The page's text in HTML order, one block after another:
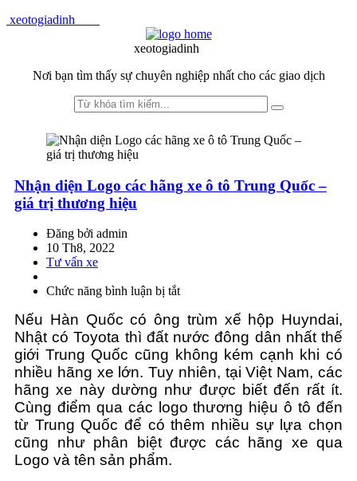
xeotogiadinh
xeotogiadinh
Nơi bạn tìm thấy sự chuyên nghiệp nhất cho các giao dịch
Nhận diện Logo các hãng xe ô tô Trung Quốc –
giá trị thương hiệu
Đăng bởi admin
10 Th8, 2022
Tư vấn xe
Chức năng bình luận bị tắtở
diện
Logo
các
hãng
xe
ô
tô
Trung
Quốc
–
Nếu Hàn Quốc có ông trùm xế hộp Huyndai,
Nhật có Toyota thì đất nước đông dân nhất thế
giới Trung Quốc cũng không kém cạnh khi có
nhiều hãng xe lớn. Tuy nhiên, tại Việt Nam, các
hãng xe này dường như được biết đến rất ít.
Cùng điểm qua các logo thương hiệu ô tô đến
từ Trung Quốc để có thêm nhiều sự lựa chọn
cũng như phân biệt được các hãng xe qua
Logo và tên sản phẩm.